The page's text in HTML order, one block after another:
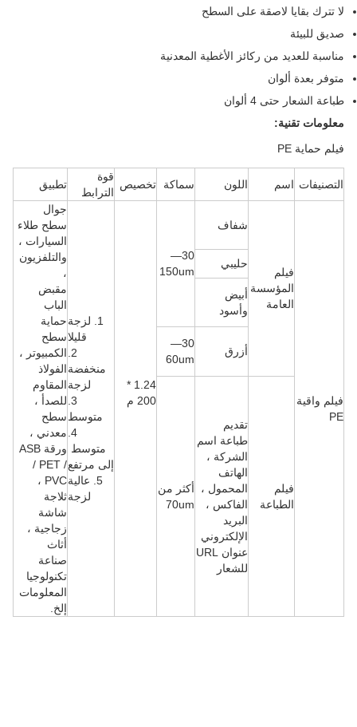
لا تترك بقايا لاصقة على السطح
صديق للبيئة
مناسبة للعديد من ركائز الأغطية المعدنية
متوفر بعدة ألوان
طباعة الشعار حتى 4 ألوان
معلومات تقنية:
فيلم حماية PE
التصنيفات اسم اللون سماكة تخصيص
قوة
الترابط
تطبيق
فيلم واقية
PE
فيلم
المؤسسة
العامة
شفاف
30—
150um
1.24 *
200 م
1. لزجة
قليلا
2.
منخفضة
لزجة
3.
متوسط
4.
متوسط ​​
إلى مرتفع
5. عالية
لزجة
جوال
سطح طلاء
السيارات ،
والتلفزيون
مقبض
الباب
حماية
سطح
الكمبيوتر ،
الفولاذ
المقاوم
للصدأ ،
سطح
معدني ،
ورقة ASB
/ PET /
PVC ،
ثلاجة
شاشة
زجاجية ،
أثاث
صناعة
تكنولوجيا
المعلومات
إلخ.
حليبي
أبيض
وأسود
أزرق
30—
60um
فيلم
الطباعة
تقديم
طباعة اسم
الشركة ،
الهاتف
المحمول ،
الفاكس ،
البريد
الإلكتروني
عنوان URL
للشعار
أكثر من
70um